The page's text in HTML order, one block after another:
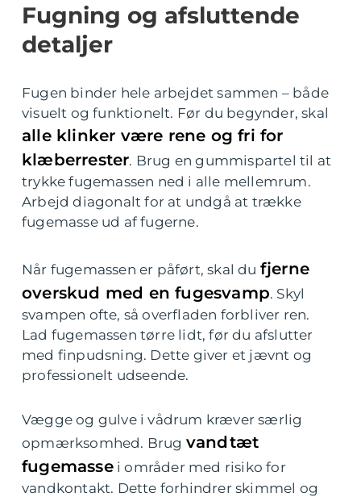
Fugning og afsluttende
detaljer
Fugen binder hele arbejdet sammen – både
visuelt og funktionelt. Før du begynder, skal
alle klinker være rene og fri for
klæberrester. Brug en gummispartel til at
trykke fugemassen ned i alle mellemrum.
Arbejd diagonalt for at undgå at trække
fugemasse ud af fugerne.
Når fugemassen er påført, skal du fjerne
overskud med en fugesvamp. Skyl
svampen ofte, så overfladen forbliver ren.
Lad fugemassen tørre lidt, før du afslutter
med finpudsning. Dette giver et jævnt og
professionelt udseende.
Vægge og gulve i vådrum kræver særlig
opmærksomhed. Brug vandtæt
fugemassei områder med risiko for
vandkontakt. Dette forhindrer skimmel og